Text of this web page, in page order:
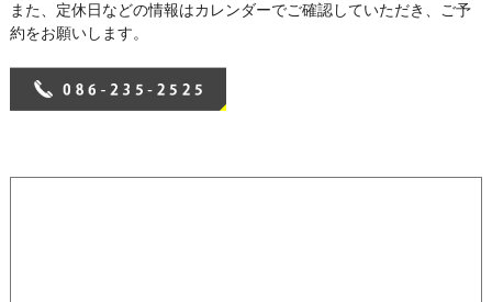
また、定休日などの情報はカレンダーでご確認していただき、ご予
約をお願いします。